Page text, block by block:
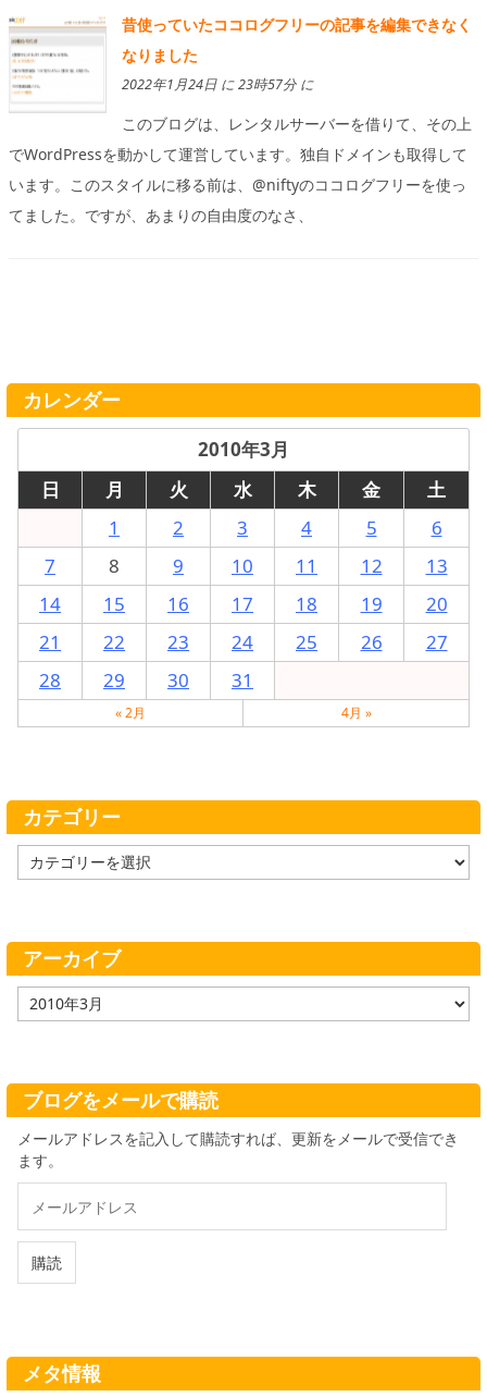
昔使っていたココログフリーの記事を編集できなく
なりました
2022年1月24日 に 23時57分 に
このブログは、レンタルサーバーを借りて、その上
でWordPressを動かして運営しています。独自ドメインも取得して
います。このスタイルに移る前は、@niftyのココログフリーを使っ
てました。ですが、あまりの自由度のなさ、
カレンダー
2010年3月
日
月 火 水 木 金
土
1
2 3 4 5
6
7
8 9 10 11 12
13
14
15 16 17 18 19
20
21
22 23 24 25 26
27
28
29 30 31
« 2月 4月 »
カテゴリー
テ
ー
アーカイブ
ア
ー
ブ
ブログをメールで購読
メールアドレスを記入して購読すれば、更新をメールで受信でき
ます。
ル
ド
購読
メタ情報